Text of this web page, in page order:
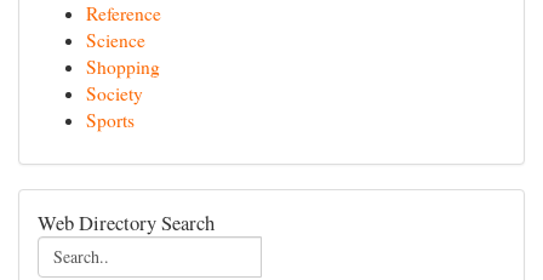
Reference
Science
Shopping
Society
Sports
Web Directory Search